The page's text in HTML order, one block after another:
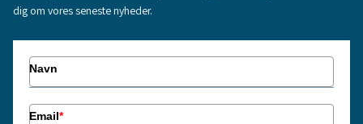
dig om vores seneste nyheder.
Navn
Email*